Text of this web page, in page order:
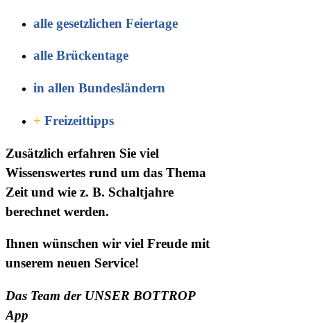
alle gesetzlichen Feiertage
alle Brückentage
in allen Bundesländern
+ Freizeittipps
Zusätzlich erfahren Sie viel
Wissenswertes rund um das Thema
Zeit und wie z. B. Schaltjahre
berechnet werden.
Ihnen wünschen wir viel Freude mit
unserem neuen Service!
Das Team der UNSER BOTTROP
App